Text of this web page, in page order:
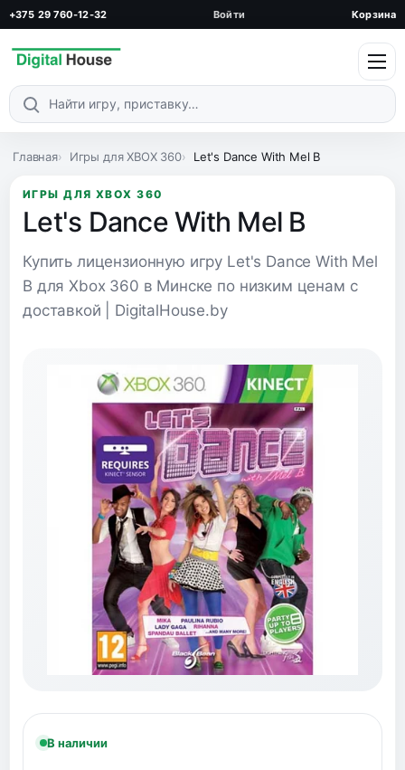
+375 29 760-12-32 Войти Корзина
Поиск по каталогу
Главная Игры для XBOX 360 Let's Dance With Mel B
ИГРЫ ДЛЯ XBOX 360
Let's Dance With Mel B
Купить лицензионную игру Let's Dance With Mel
B для Xbox 360 в Минске по низким ценам с
доставкой | DigitalHouse.by
В наличии